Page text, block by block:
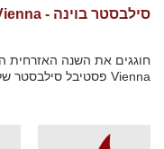
סילבסטר בוינה - Silvester in Vienna
Vienna פסטיבל סילבסטר של וינה (יריד ס...